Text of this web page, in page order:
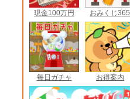
現金100万円 おみくじ365
毎日ガチャ お得案内